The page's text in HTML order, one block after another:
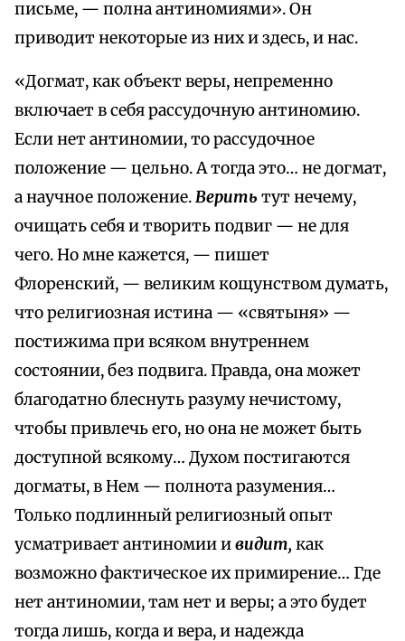
письме, — полна антиномиями». Он
приводит некоторые из них и здесь, и нас.
«Догмат, как объект веры, непременно
включает в себя рассудочную антиномию.
Если нет антиномии, то рассудочное
положение — цельно. А тогда это… не догмат,
а научное положение.Верить тут нечему,
очищать себя и творить подвиг — не для
чего. Но мне кажется, — пишет
Флоренский, — великим кощунством думать,
что религиозная истина — «святыня» —
постижима при всяком внутреннем
состоянии, без подвига. Правда, она может
благодатно блеснуть разуму нечистому,
чтобы привлечь его, но она не может быть
доступной всякому… Духом постигаются
догматы, в Нем — полнота разумения…
Только подлинный религиозный опыт
усматривает антиномии ивидит, как
возможно фактическое их примирение… Где
нет антиномии, там нет и веры; а это будет
тогда лишь, когда и вера, и надежда